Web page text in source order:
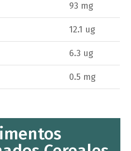
93 mg
12.1 ug
6.3 ug
0.5 mg